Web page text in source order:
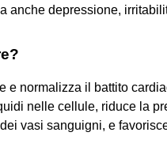
anche depressione,
e normalizza il battito
nelle cellule, riduce la
vasi sanguigni, e